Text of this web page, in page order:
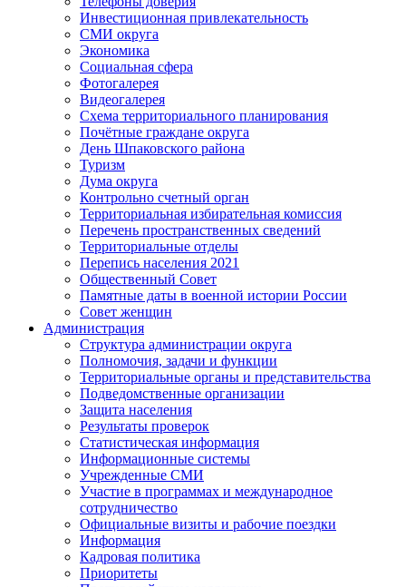
Инвестиционная привлекательность
СМИ округа
Экономика
Социальная сфера
Фотогалерея
Видеогалерея
Схема территориального планирования
Почётные граждане округа
День Шпаковского района
Туризм
Дума округа
Контрольно счетный орган
Территориальная избирательная комиссия
Перечень пространственных сведений
Территориальные отделы
Перепись населения 2021
Общественный Совет
Памятные даты в военной истории России
Совет женщин
Администрация
Структура администрации округа
Полномочия, задачи и функции
Территориальные органы и представительства
Подведомственные организации
Защита населения
Результаты проверок
Статистическая информация
Информационные системы
Учрежденные СМИ
Участие в программах и международное
сотрудничество
Официальные визиты и рабочие поездки
Информация
Кадровая политика
Приоритеты